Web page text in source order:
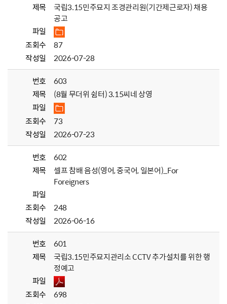
제목
국립3.15민주묘지 조경관리원(기간제근로자) 채용
공고
파일
조회수
87
작성일
2026-07-28
번호
603
제목
(8월 무더위 쉼터) 3.15씨네 상영
파일
조회수
73
작성일
2026-07-23
번호
602
제목
셀프 참배 음성(영어, 중국어, 일본어)_For
Foreigners
파일
조회수
248
작성일
2026-06-16
번호
601
제목
국립3.15민주묘지관리소 CCTV 추가설치를 위한 행
정예고
파일
조회수
698